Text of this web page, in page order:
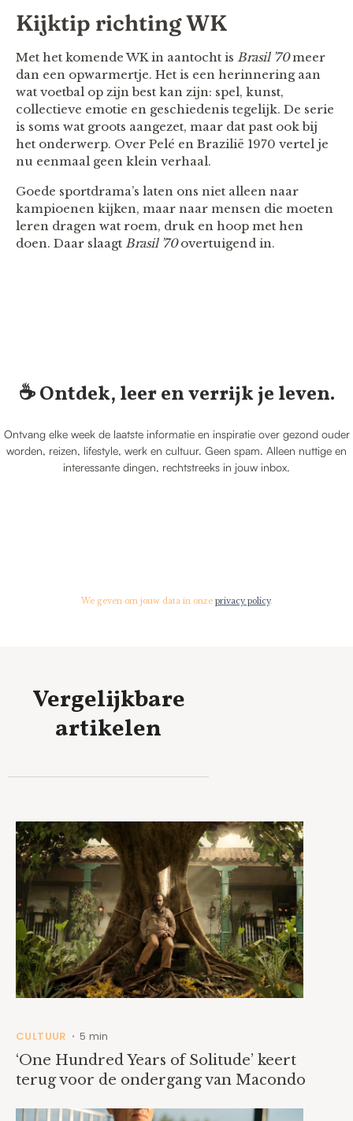
Kijktip richting WK
Met het komende WK in aantocht is Brasil ’70meer
dan een opwarmertje. Het is een herinnering aan
wat voetbal op zijn best kan zijn: spel, kunst,
collectieve emotie en geschiedenis tegelijk. De serie
is soms wat groots aangezet, maar dat past ook bij
het onderwerp. Over Pelé en Brazilië 1970 vertel je
nu eenmaal geen klein verhaal.
Goede sportdrama’s laten ons niet alleen naar
kampioenen kijken, maar naar mensen die moeten
leren dragen wat roem, druk en hoop met hen
doen. Daar slaagt Brasil ’70overtuigend in.
☕️ Ontdek, leer en verrijk je leven.
Ontvang elke week de laatste informatie en inspiratie over gezond ouder
worden, reizen, lifestyle, werk en cultuur. Geen spam. Alleen nuttige en
interessante dingen, rechtstreeks in jouw inbox.
We geven om jouw data in onze privacy policy.
Vergelijkbare
artikelen
CULTUUR • 5 min
‘One Hundred Years of Solitude’ keert
terug voor de ondergang van Macondo